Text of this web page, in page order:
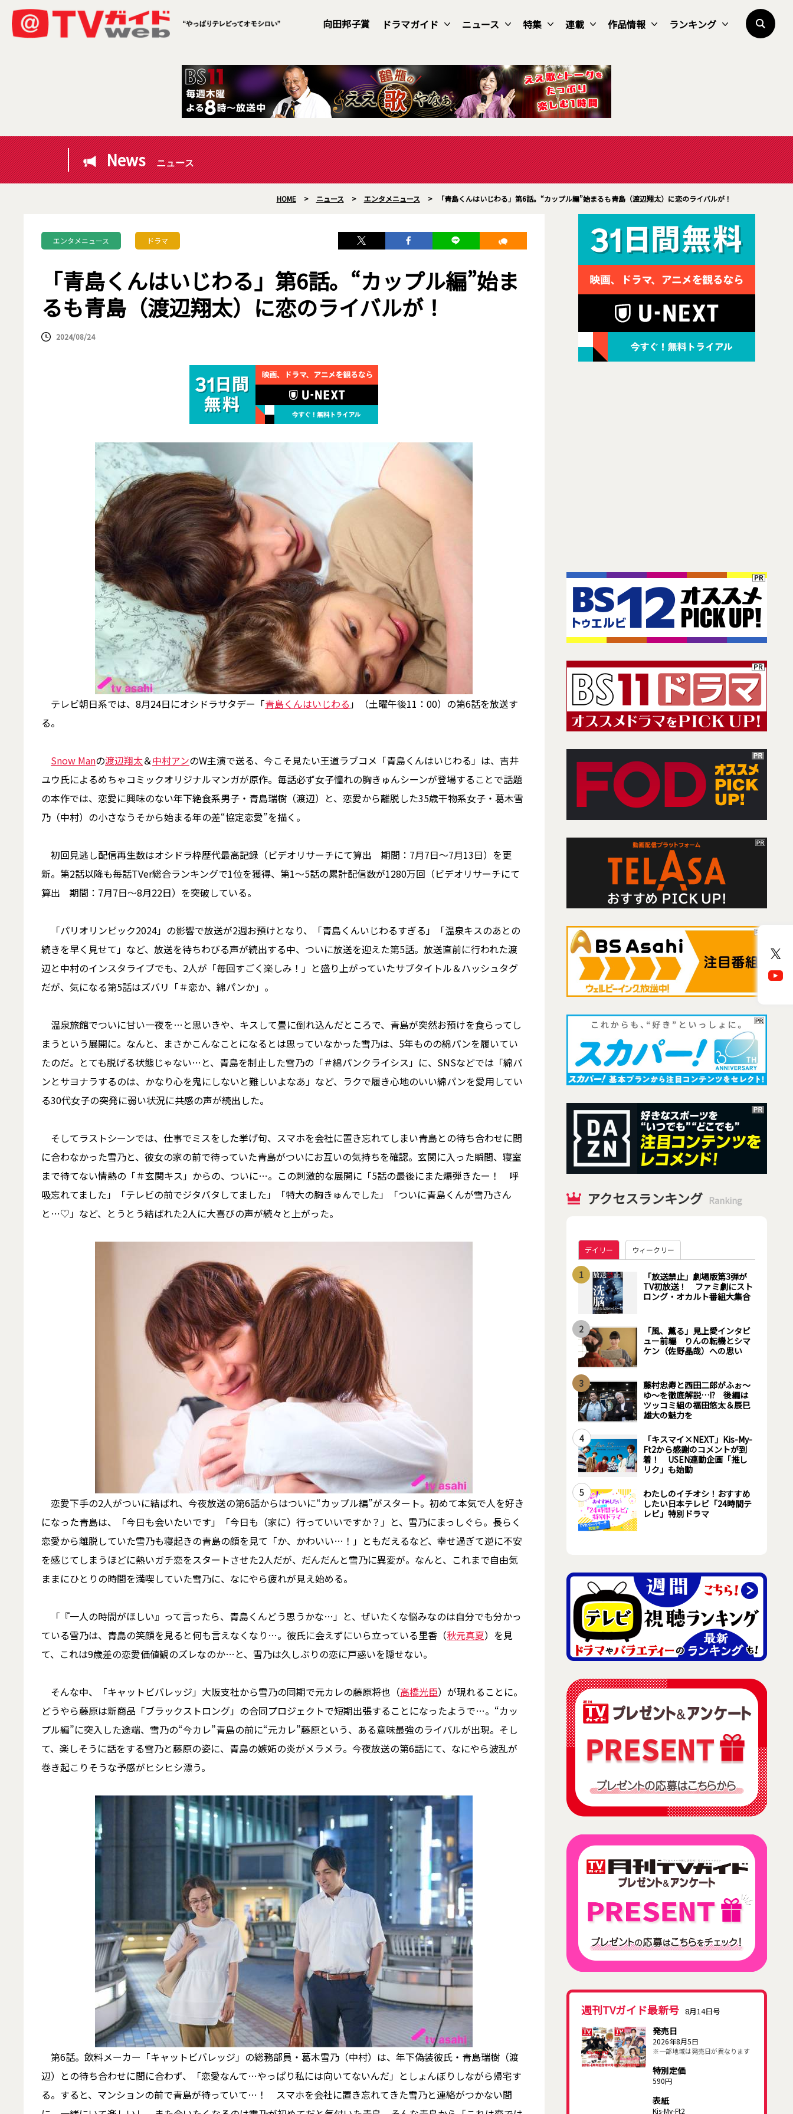
向田邦子賞 ドラマガイド ニュース 特集 連載 作品情報 ランキング
News ニュース
HOME > ニュース > エンタメニュース > 「青島くんはいじわる」第6話。“カップル編”始まるも青島（渡辺翔太）に恋のライバルが！
エンタメニュース ドラマ
「青島くんはいじわる」第6話。“カップル編”始ま
るも青島（渡辺翔太）に恋のライバルが！
2024/08/24
テレビ朝日系では、8月24日にオシドラサタデー「青島くんはいじわる」（土曜午後11：00）の第6話を放送す
る。
Snow Manの渡辺翔太＆中村アンのW主演で送る、今こそ見たい王道ラブコメ「青島くんはいじわる」は、吉井
ユウ氏によるめちゃコミックオリジナルマンガが原作。毎話必ず女子憧れの胸きゅんシーンが登場することで話題
の本作では、恋愛に興味のない年下絶食系男子・青島瑞樹（渡辺）と、恋愛から離脱した35歳干物系女子・葛木雪
乃（中村）の小さなうそから始まる年の差“協定恋愛”を描く。
初回見逃し配信再生数はオシドラ枠歴代最高記録（ビデオリサーチにて算出 期間：7月7日～7月13日）を更
新。第2話以降も毎話TVer総合ランキングで1位を獲得、第1～5話の累計配信数が1280万回（ビデオリサーチにて
算出 期間：7月7日～8月22日）を突破している。
「パリオリンピック2024」の影響で放送が2週お預けとなり、「青島くんいじわるすぎる」「温泉キスのあとの
続きを早く見せて」など、放送を待ちわびる声が続出する中、ついに放送を迎えた第5話。放送直前に行われた渡
辺と中村のインスタライブでも、2人が「毎回すごく楽しみ！」と盛り上がっていたサブタイトル＆ハッシュタグ
だが、気になる第5話はズバリ「＃恋か、綿パンか」。
温泉旅館でついに甘い一夜を…と思いきや、キスして畳に倒れ込んだところで、青島が突然お預けを食らってし
まうという展開に。なんと、まさかこんなことになるとは思っていなかった雪乃は、5年ものの綿パンを履いてい
たのだ。とても脱げる状態じゃない…と、青島を制止した雪乃の「＃綿パンクライシス」に、SNSなどでは「綿パ
ンとサヨナラするのは、かなり心を鬼にしないと難しいよなあ」など、ラクで履き心地のいい綿パンを愛用してい
る30代女子の突発に弱い状況に共感の声が続出した。
そしてラストシーンでは、仕事でミスをした挙げ句、スマホを会社に置き忘れてしまい青島との待ち合わせに間
に合わなかった雪乃と、彼女の家の前で待っていた青島がついにお互いの気持ちを確認。玄関に入った瞬間、寝室
まで待てない情熱の「＃玄関キス」からの、ついに…。この刺激的な展開に「5話の最後にまた爆弾きたー！ 呼
吸忘れてました」「テレビの前でジタバタしてました」「特大の胸きゅんでした」「ついに青島くんが雪乃さん
と…♡」など、とうとう結ばれた2人に大喜びの声が続々と上がった。
恋愛下手の2人がついに結ばれ、今夜放送の第6話からはついに“カップル編”がスタート。初めて本気で人を好き
になった青島は、「今日も会いたいです」「今日も（家に）行っていいですか？」と、雪乃にまっしぐら。長らく
恋愛から離脱していた雪乃も寝起きの青島の顔を見て「か、かわいい…！」ともだえるなど、幸せ過ぎて逆に不安
を感じてしまうほどに熱いガチ恋をスタートさせた2人だが、だんだんと雪乃に異変が。なんと、これまで自由気
ままにひとりの時間を満喫していた雪乃に、なにやら疲れが見え始める。
「『一人の時間がほしい』って言ったら、青島くんどう思うかな…」と、ぜいたくな悩みなのは自分でも分かっ
ている雪乃は、青島の笑顔を見ると何も言えなくなり…。彼氏に会えずにいら立っている里香（秋元真夏）を見
て、これは9歳差の恋愛価値観のズレなのか…と、雪乃は久しぶりの恋に戸惑いを隠せない。
そんな中、「キャットビバレッジ」大阪支社から雪乃の同期で元カレの藤原将也（高橋光臣）が現れることに。
どうやら藤原は新商品「ブラックストロング」の合同プロジェクトで短期出張することになったようで…。“カッ
プル編”に突入した途端、雪乃の“今カレ”青島の前に“元カレ”藤原という、ある意味最強のライバルが出現。そし
て、楽しそうに話をする雪乃と藤原の姿に、青島の嫉妬の炎がメラメラ。今夜放送の第6話にて、なにやら波乱が
巻き起こりそうな予感がヒシヒシ漂う。
第6話。飲料メーカー「キャットビバレッジ」の総務部員・葛木雪乃（中村）は、年下偽装彼氏・青島瑞樹（渡
辺）との待ち合わせに間に合わず、「恋愛なんて…やっぱり私には向いてないんだ」としょんぼりしながら帰宅す
る。すると、マンションの前で青島が待っていて…！ スマホを会社に置き忘れてきた雪乃と連絡がつかない間
アクセスランキング Ranking
デイリー ウィークリー
1
「放送禁止」劇場版第3弾が
TV初放送！ ファミ劇にスト
ロング・オカルト番組大集合
2
「風、薫る」見上愛インタビ
ュー前編 りんの転機とシマ
ケン（佐野晶哉）への思い
3
藤村忠寿と西田二郎がふぉ～
ゆ～を徹底解説…!? 後編は
ツッコミ組の福田悠太＆辰巳
雄大の魅力を
4
「キスマイ×NEXT」Kis-My-
Ft2から感謝のコメントが到
着！ USEN連動企画「推し
リク」も始動
5
わたしのイチオシ！おすすめ
したい日本テレビ「24時間テ
レビ」特別ドラマ
週刊TVガイド最新号 8月14日号
発売日
2026年8月5日
※一部地域は発売日が異なります
特別定価
590円
表紙
Kis-My-Ft2